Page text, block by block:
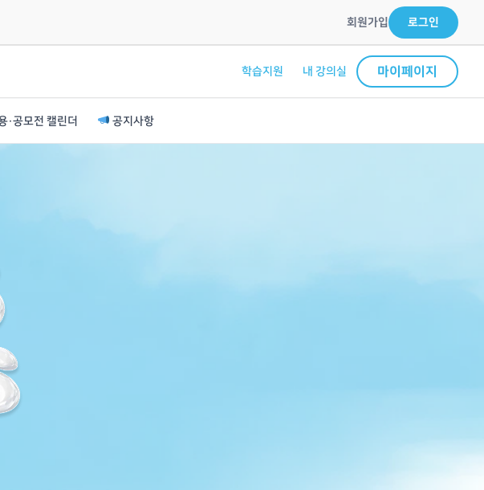
회원가입 로그인
학습지원 내 강의실 마이페이지
·공모전 캘린더 공지사항